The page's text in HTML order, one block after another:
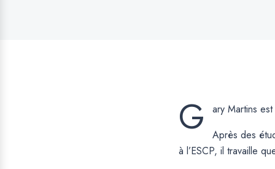
G
ary Martins
Après des
à l’ESCP, il travaille